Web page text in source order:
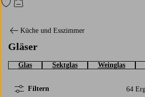
Zu den als Favoriten markierten Produkten
Zum Warenkorb
Küche und Esszimmer
Gläser
Glas Sektglas Weinglas
64
Filtern